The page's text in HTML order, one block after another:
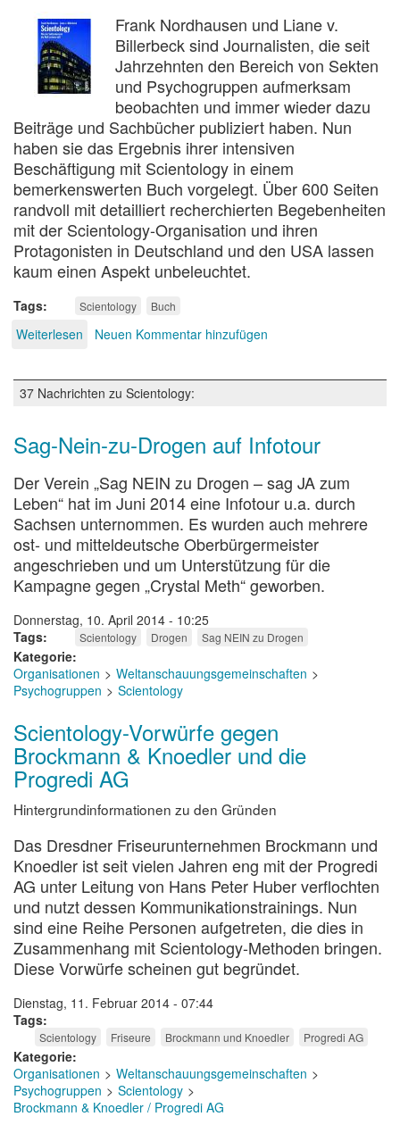
197)
Frank Nordhausen und Liane v.
Billerbeck sind Journalisten, die seit
Jahrzehnten den Bereich von Sekten
und Psychogruppen aufmerksam
beobachten und immer wieder dazu
Beiträge und Sachbücher publiziert haben. Nun
haben sie das Ergebnis ihrer intensiven
Beschäftigung mit Scientology in einem
bemerkenswerten Buch vorgelegt. Über 600 Seiten
randvoll mit detailliert recherchierten Begebenheiten
mit der Scientology-Organisation und ihren
Protagonisten in Deutschland und den USA lassen
kaum einen Aspekt unbeleuchtet.
Tags Scientology Buch
Weiterlesen über
Neuen Kommentar hinzufügen
37 Nachrichten zu Scientology:
Sag-Nein-zu-Drogen auf Infotour
Der Verein „Sag NEIN zu Drogen – sag JA zum
Leben“ hat im Juni 2014 eine Infotour u.a. durch
Sachsen unternommen. Es wurden auch mehrere
ost- und mitteldeutsche Oberbürgermeister
angeschrieben und um Unterstützung für die
Kampagne gegen „Crystal Meth“ geworben.
Donnerstag, 10. April 2014 - 10:25
Tags
Scientology Drogen Sag NEIN zu Drogen
Kategorie
Organisationen
Weltanschauungsgemeinschaften
Psychogruppen
Scientology
Scientology-Vorwürfe gegen
Brockmann & Knoedler und die
Progredi AG
Hintergrundinformationen zu den Gründen
Das Dresdner Friseurunternehmen Brockmann und
Knoedler ist seit vielen Jahren eng mit der Progredi
AG unter Leitung von Hans Peter Huber verflochten
und nutzt dessen Kommunikationstrainings. Nun
sind eine Reihe Personen aufgetreten, die dies in
Zusammenhang mit Scientology-Methoden bringen.
Diese Vorwürfe scheinen gut begründet.
Dienstag, 11. Februar 2014 - 07:44
Tags
Scientology Friseure Brockmann und Knoedler Progredi AG
Kategorie
Organisationen
Weltanschauungsgemeinschaften
Psychogruppen
Scientology
Brockmann & Knoedler / Progredi AG